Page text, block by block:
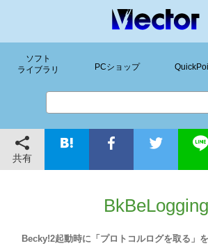
ソフト
ライブラリ
PCショップ
共有
BkBeLogging
Becky!2起動時に「プロトコルログを取る」